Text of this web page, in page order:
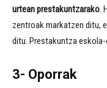
urtean prestakuntzarako.
zentroak markatzen ditu,
ditu. Prestakuntza
3- Oporrak